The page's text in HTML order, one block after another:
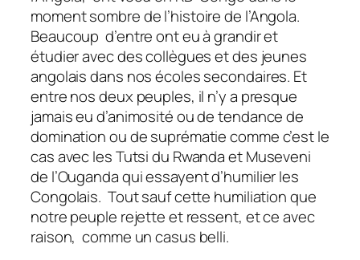
moment sombre de l’histoire de l’Angola.
Beaucoup d’entre ont eu à grandir et
étudier avec des collègues et des jeunes
angolais dans nos écoles secondaires. Et
entre nos deux peuples, il n’y a presque
jamais eu d’animosité ou de tendance de
domination ou de suprématie comme c’est le
cas avec les Tutsi du Rwanda et Museveni
de l’Ouganda qui essayent d’humilier les
Congolais. Tout sauf cette humiliation que
notre peuple rejette et ressent, et ce avec
raison, comme un casus belli.